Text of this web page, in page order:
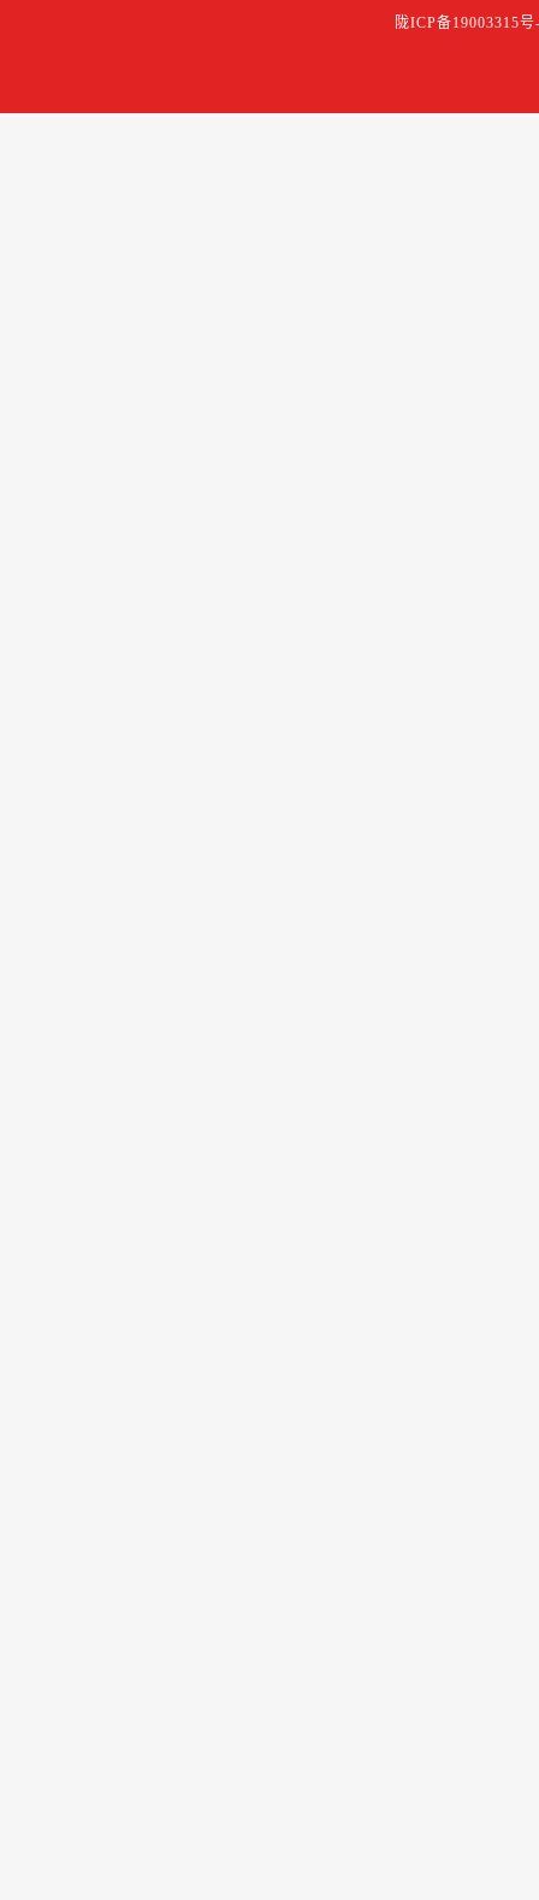
陇ICP备19003315号